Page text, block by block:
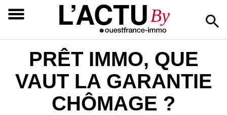
L’ACTUBy
PRÊT IMMO, QUE
VAUT LA GARANTIE
CHÔMAGE ?